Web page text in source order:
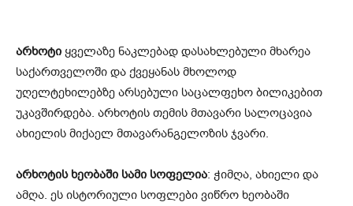
არხოტი ყველაზე ნაკლებად დასახლებული მხარეა
საქართველოში და ქვეყანას მხოლოდ
უღელტეხილებზე არსებული საცალფეხო ბილიკებით
უკავშირდება. არხოტის თემის მთავარი სალოცავია
ახიელის მიქაელ მთავარანგელოზის ჯვარი.
არხოტის ხეობაში სამი სოფელია: ჭიმღა, ახიელი და
ამღა. ეს ისტორიული სოფლები ვიწრო ხეობაში